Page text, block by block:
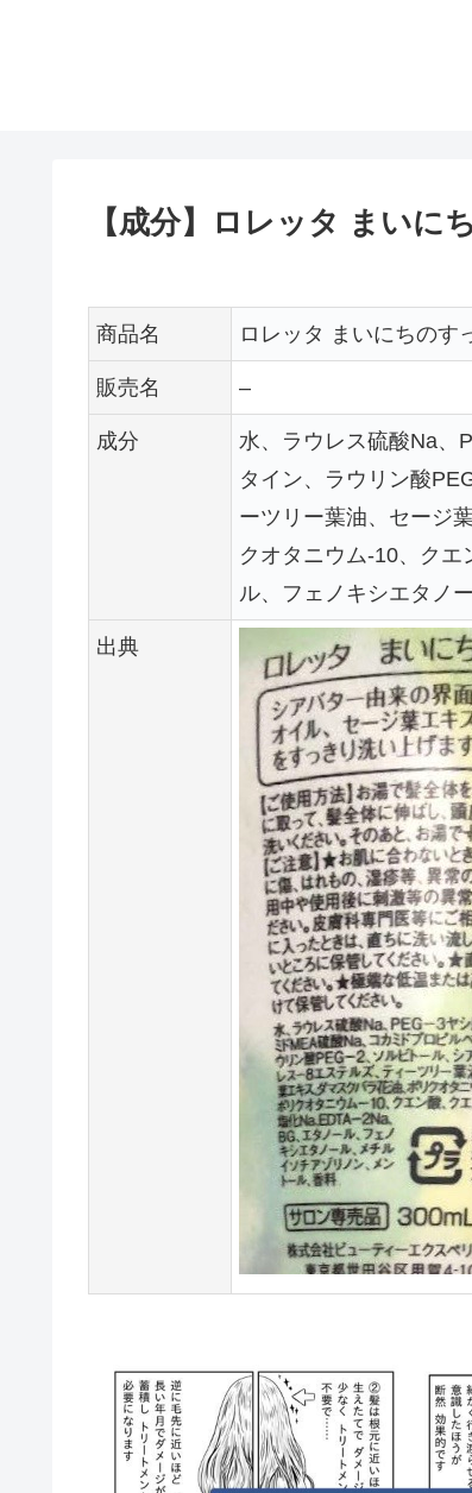
【成分】ロレッタ まいに
商品名 ロレッタ まいにちのす
販売名 –
成分
水、ラウレス硫酸Na、
タイン、ラウリン酸
ーツリー葉油、セージ
クオタニウム-10、ク
ル、フェノキシエタノ
出典